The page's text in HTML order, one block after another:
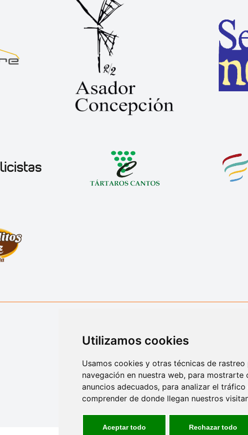
Utilizamos cookies
Usamos cookies y otras técnicas de
navegación en nuestra web, para
anuncios adecuados, para analizar el
comprender de donde llegan nuestros
Aceptar todo Rechazar todo